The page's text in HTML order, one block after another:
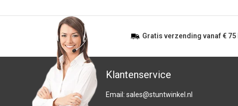
Gratis verzending vanaf€ 75
Klantenservice
Email: sales@stuntwinkel.nl